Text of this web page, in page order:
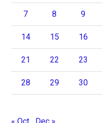
7 8 9
14 15 16
21 22 23
28 29 30